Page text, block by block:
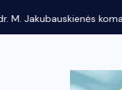
komandos veiklos